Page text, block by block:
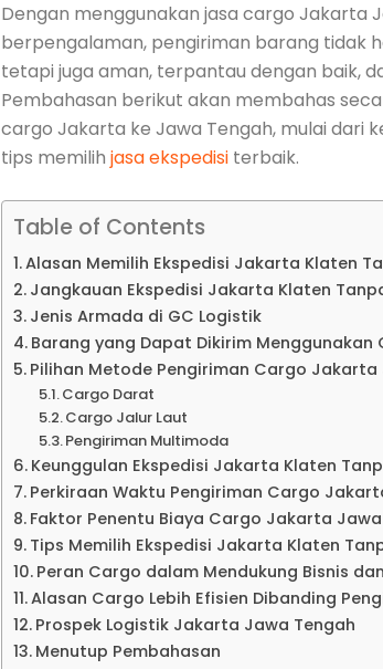
Dengan menggunakan jasa cargo Jakarta
berpengalaman, pengiriman barang tidak
tetapi juga aman, terpantau dengan baik,
Pembahasan berikut akan membahas
cargo Jakarta ke Jawa Tengah, mulai dari
tips memilih jasa ekspedisi terbaik.
Table of Contents
Alasan Memilih Ekspedisi Jakarta Klaten
Jangkauan Ekspedisi Jakarta Klaten
Jenis Armada di GC Logistik
Barang yang Dapat Dikirim Menggunakan
Pilihan Metode Pengiriman Cargo Jakarta
Cargo Darat
Cargo Jalur Laut
Pengiriman Multimoda
Keunggulan Ekspedisi Jakarta Klaten
Perkiraan Waktu Pengiriman Cargo
Faktor Penentu Biaya Cargo Jakarta
Tips Memilih Ekspedisi Jakarta Klaten
Peran Cargo dalam Mendukung Bisnis
Alasan Cargo Lebih Efisien Dibanding
Prospek Logistik Jakarta Jawa Tengah
Menutup Pembahasan